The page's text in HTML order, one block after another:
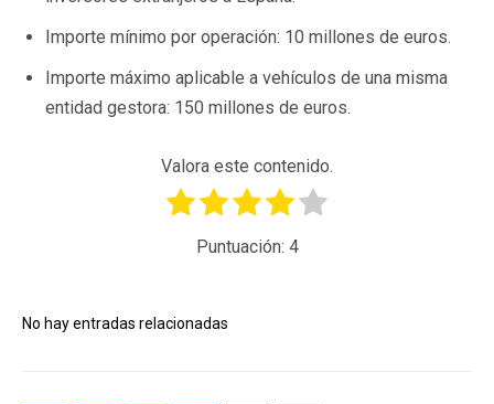
Importe mínimo por operación: 10 millones de euros.
Importe máximo aplicable a vehículos de una misma
entidad gestora: 150 millones de euros.
Valora este contenido.
Puntuación: 4
No hay entradas relacionadas